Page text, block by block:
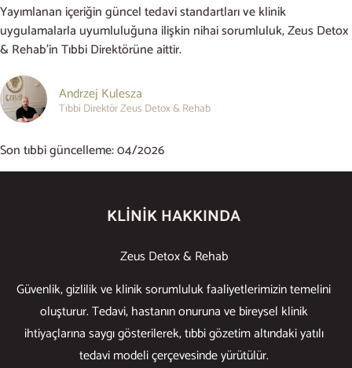
Yayımlanan içeriğin güncel tedavi standartları ve klinik
uygulamalarla uyumluluğuna ilişkin nihai sorumluluk, Zeus Detox
& Rehab’in Tıbbi Direktörüne aittir.
Andrzej Kulesza
Tıbbi Direktör Zeus Detox & Rehab
Son tıbbi güncelleme: 04/2026
KLINIK HAKKINDA
Zeus Detox & Rehab
Güvenlik, gizlilik ve klinik sorumluluk faaliyetlerimizin temelini
oluşturur. Tedavi, hastanın onuruna ve bireysel klinik
ihtiyaçlarına saygı gösterilerek, tıbbi gözetim altındaki yatılı
tedavi modeli çerçevesinde yürütülür.